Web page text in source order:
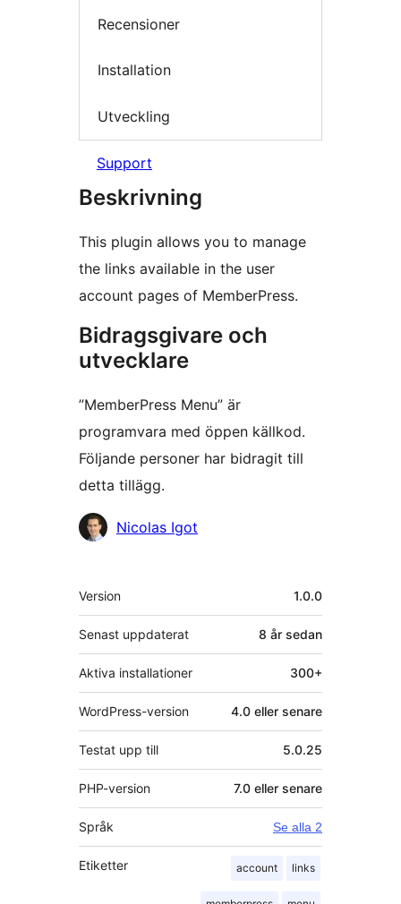
Recensioner
Installation
Utveckling
Support
Beskrivning
This plugin allows you to manage
the links available in the user
account pages of MemberPress.
Bidragsgivare och
utvecklare
”MemberPress Menu” är
programvara med öppen källkod.
Följande personer har bidragit till
detta tillägg.
BidragandeNicolas Igot
Meta
Version 1.0.0
Senast uppdaterat 8 år sedan
Aktiva installationer 300+
WordPress-version 4.0 eller senare
Testat upp till 5.0.25
PHP-version 7.0 eller senare
Språk Se alla 2
Etiketter account links